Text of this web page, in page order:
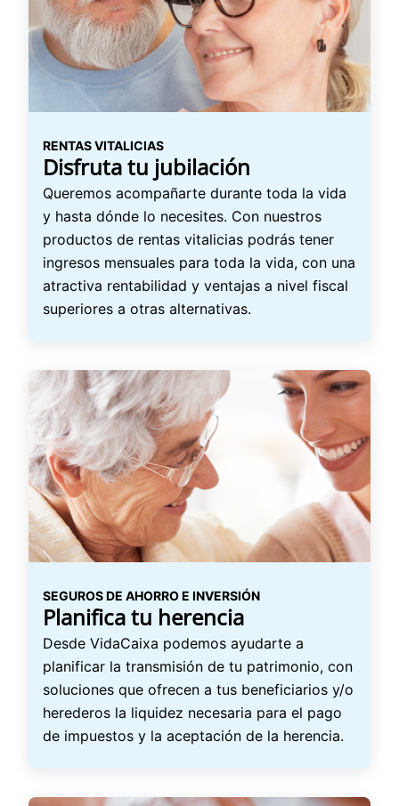
RENTAS VITALICIAS
Disfruta tu jubilación
Queremos acompañarte durante toda la vida
y hasta dónde lo necesites. Con nuestros
productos de rentas vitalicias podrás tener
ingresos mensuales para toda la vida, con una
atractiva rentabilidad y ventajas a nivel fiscal
superiores a otras alternativas.
SEGUROS DE AHORRO E INVERSIÓN
Planifica tu herencia
Desde VidaCaixa podemos ayudarte a
planificar la transmisión de tu patrimonio, con
soluciones que ofrecen a tus beneficiarios y/o
herederos la liquidez necesaria para el pago
de impuestos y la aceptación de la herencia.